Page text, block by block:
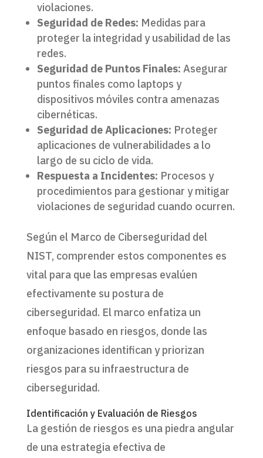
violaciones.
Seguridad de Redes: Medidas para
proteger la integridad y usabilidad de las
redes.
Seguridad de Puntos Finales: Asegurar
puntos finales como laptops y
dispositivos móviles contra amenazas
cibernéticas.
Seguridad de Aplicaciones: Proteger
aplicaciones de vulnerabilidades a lo
largo de su ciclo de vida.
Respuesta a Incidentes: Procesos y
procedimientos para gestionar y mitigar
violaciones de seguridad cuando ocurren.
Según el Marco de Ciberseguridad del
NIST, comprender estos componentes es
vital para que las empresas evalúen
efectivamente su postura de
ciberseguridad. El marco enfatiza un
enfoque basado en riesgos, donde las
organizaciones identifican y priorizan
riesgos para su infraestructura de
ciberseguridad.
Identificación y Evaluación de Riesgos
La gestión de riesgos es una piedra angular
de una estrategia efectiva de